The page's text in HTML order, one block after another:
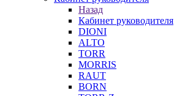
Назад
Кабинет руководителя
DIONI
ALTO
TORR
MORRIS
RAUT
BORN